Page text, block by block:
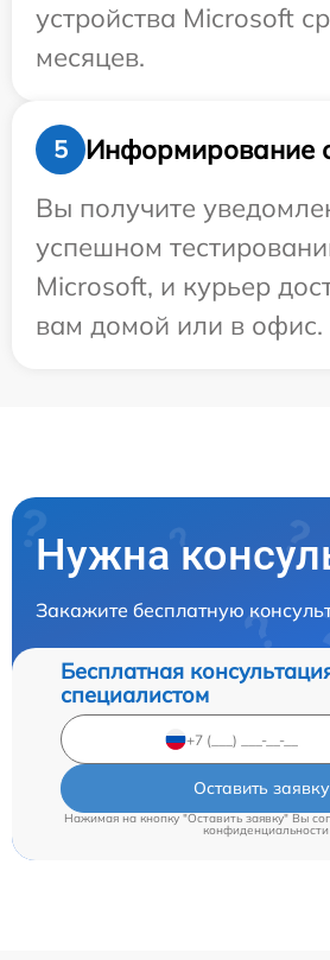
устройства Microsoft
месяцев.
5
Информирование
Вы получите
успешном
Microsoft, и курьер
вам домой или в офис.
Нужна
Закажите бесплатную
Бесплатная
специалистом
Оставить заявку
Нажимая на кнопку "Оставить заявку" Вы
конфиденциальности